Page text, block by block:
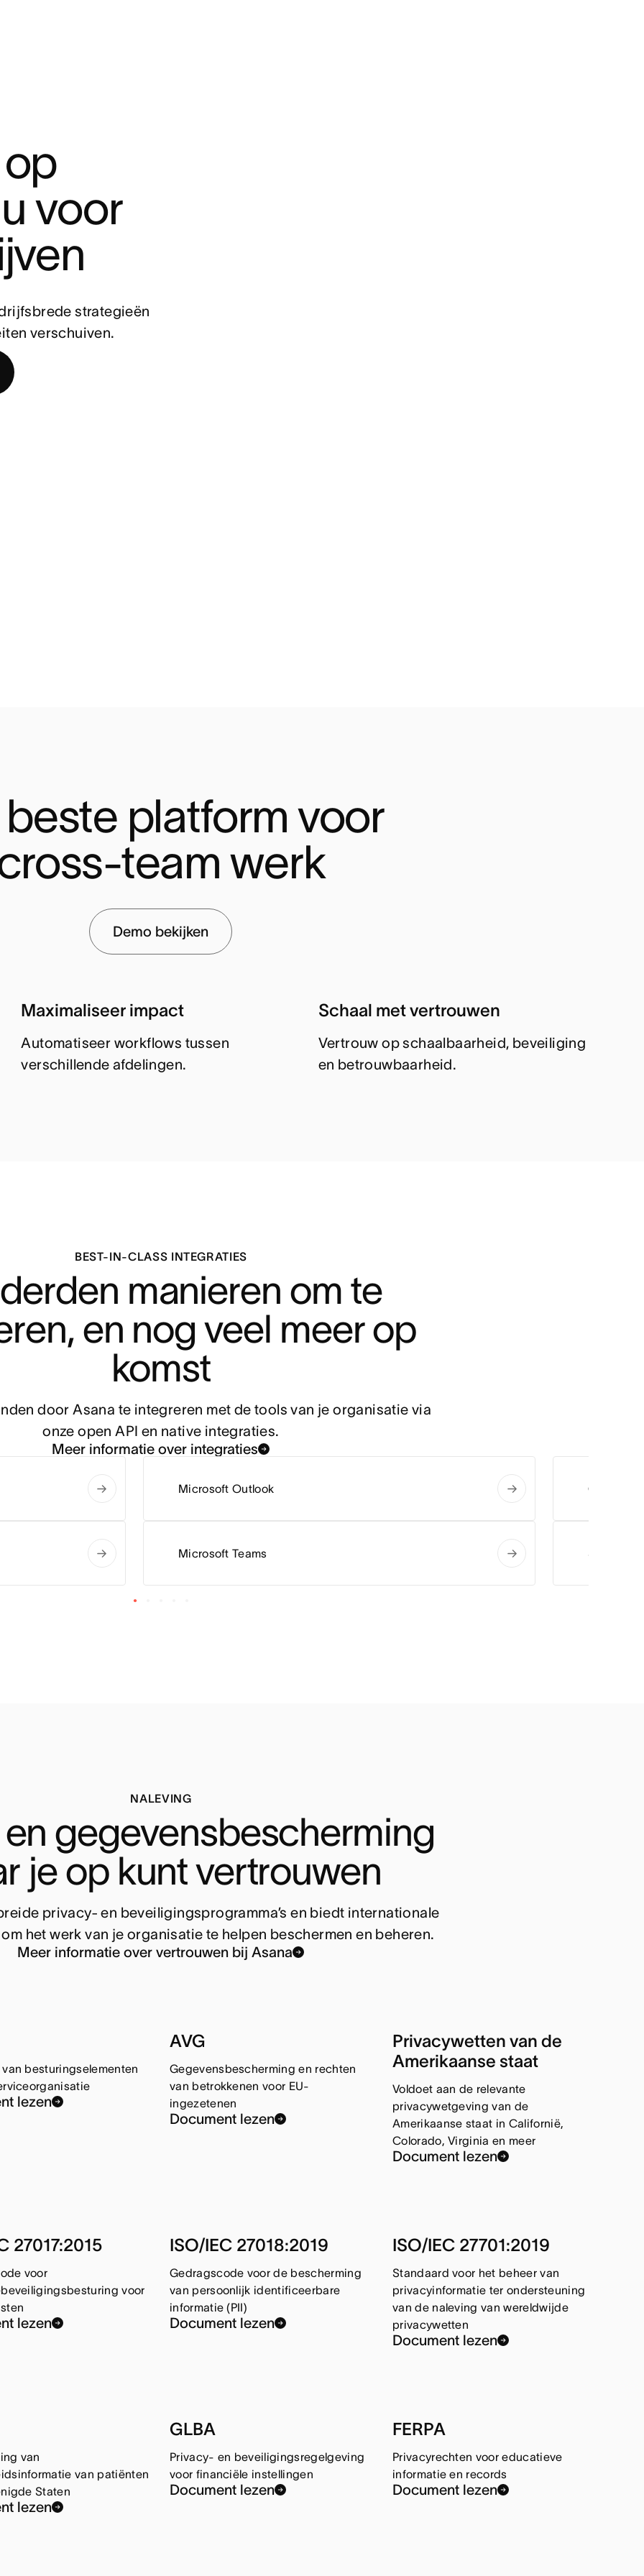
voor
strategieën
verschuiven.
platform voor
team werk
Demo bekijken
Maximaliseer impact
Automatiseer workflows tussen
verschillende afdelingen.
Schaal met vertrouwen
Vertrouw op schaalbaarheid, beveiliging
en betrouwbaarheid.
BEST-IN-CLASS INTEGRATIES
manieren om te
en nog veel meer op
komst
door Asana te integreren met de tools van je organisatie via
onze open API en native integraties.
Meer informatie over integraties
Microsoft Outlook
Microsoft Teams
Gmail
Slack
NALEVING
gegevensbescherming
je op kunt vertrouwen
privacy- en beveiligingsprogramma’s en biedt internationale
het werk van je organisatie te helpen beschermen en beheren.
Meer informatie over vertrouwen bij Asana
besturingselementen
lezen
AVG
Gegevensbescherming en rechten
van betrokkenen voor EU-
ingezetenen
Document lezen
Privacywetten van de
Amerikaanse staat
Voldoet aan de relevante
privacywetgeving van de
Amerikaanse staat in Californië,
Colorado, Virginia en meer
Document lezen
27017:2015
voor
voor
lezen
ISO/IEC 27018:2019
Gedragscode voor de bescherming
van persoonlijk identificeerbare
informatie (PII)
Document lezen
ISO/IEC 27701:2019
Standaard voor het beheer van
privacyinformatie ter ondersteuning
van de naleving van wereldwijde
privacywetten
Document lezen
van
van patiënten
Staten
lezen
GLBA
Privacy- en beveiligingsregelgeving
voor financiële instellingen
Document lezen
FERPA
Privacyrechten voor educatieve
informatie en records
Document lezen